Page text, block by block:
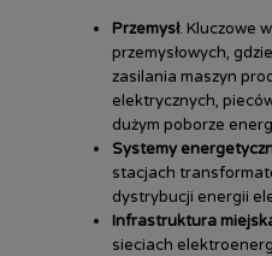
Przemysł. Kluczowe
przemysłowych,
zasilania maszyn
elektrycznych,
dużym poborze
Systemy
stacjach
dystrybucji energii
Infrastruktura
sieciach